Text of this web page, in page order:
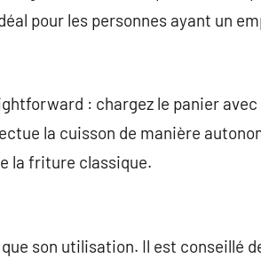
pour les personnes ayant un
: chargez le panier
la cuisson de manière
la friture classique.
son utilisation. Il est conseillé